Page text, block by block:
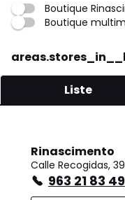
Boutique
Boutique
Liste
Rinascimento
Calle Recogidas,
963 21 83 49